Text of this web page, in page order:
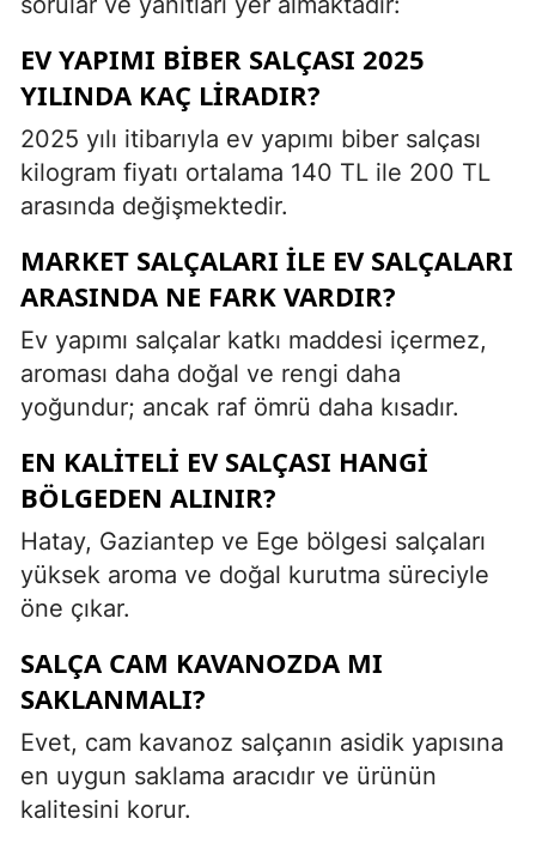
EV YAPIMI BIBER SALÇASI 2025
YILINDA KAÇ LIRADIR?
2025 yılı itibarıyla ev yapımı biber salçası
kilogram fiyatı ortalama 140 TL ile 200 TL
arasında değişmektedir.
MARKET SALÇALARI ILE EV SALÇALARI
ARASINDA NE FARK VARDIR?
Ev yapımı salçalar katkı maddesi içermez,
aroması daha doğal ve rengi daha
yoğundur; ancak raf ömrü daha kısadır.
EN KALITELI EV SALÇASI HANGI
BÖLGEDEN ALINIR?
Hatay, Gaziantep ve Ege bölgesi salçaları
yüksek aroma ve doğal kurutma süreciyle
öne çıkar.
SALÇA CAM KAVANOZDA MI
SAKLANMALI?
Evet, cam kavanoz salçanın asidik yapısına
en uygun saklama aracıdır ve ürünün
kalitesini korur.